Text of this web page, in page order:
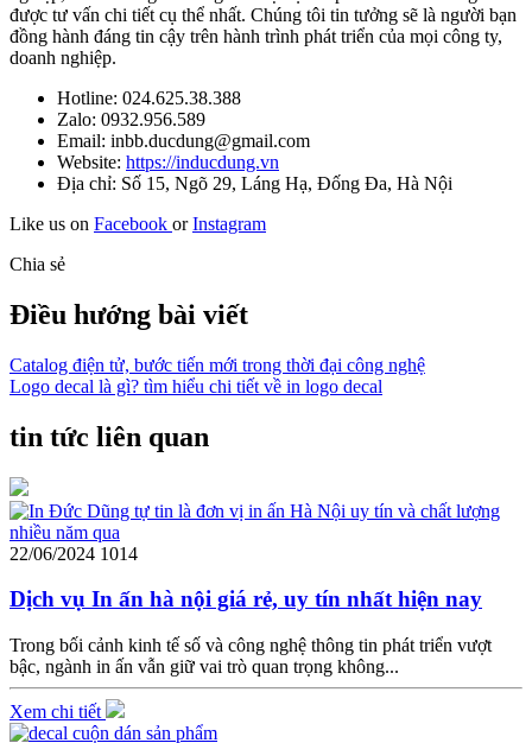
được tư vấn chi tiết cụ thể nhất. Chúng tôi tin tưởng sẽ là người bạn
đồng hành đáng tin cậy trên hành trình phát triển của mọi công ty,
doanh nghiệp.
Hotline: 024.625.38.388
Zalo: 0932.956.589
Email: inbb.ducdung@gmail.com
Website: https://inducdung.vn
Địa chỉ: Số 15, Ngõ 29, Láng Hạ, Đống Đa, Hà Nội
Like us on Facebook orInstagram
Chia sẻ
Điều hướng bài viết
Catalog điện tử, bước tiến mới trong thời đại công nghệ
Logo decal là gì? tìm hiểu chi tiết về in logo decal
tin tức liên quan
22/06/2024 1014
Dịch vụ In ấn hà nội giá rẻ, uy tín nhất hiện nay
Trong bối cảnh kinh tế số và công nghệ thông tin phát triển vượt
bậc, ngành in ấn vẫn giữ vai trò quan trọng không...
Xem chi tiết